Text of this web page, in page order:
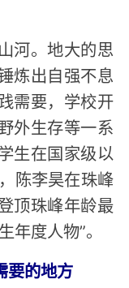
河。地大的思
炼出自强不息
需要，学校开
外生存等一系
生在国家级以
陈李昊在珠峰
顶珠峰年龄最
度人物”。
要的地方